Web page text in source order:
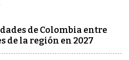
de Colombia entre
de la región en 2027